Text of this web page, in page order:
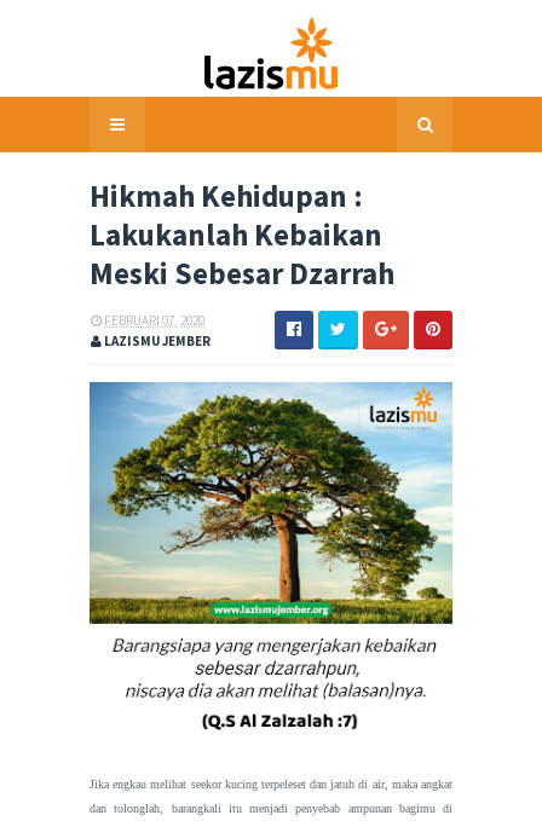
Hikmah Kehidupan :
Lakukanlah Kebaikan
Meski Sebesar Dzarrah
FEBRUARI 07, 2020
LAZISMU JEMBER
Jika engkau melihat seekor kucing terpeleset dan jatuh di air, maka angkat
dan tolonglah, barangkali itu menjadi penyebab ampunan bagimu di